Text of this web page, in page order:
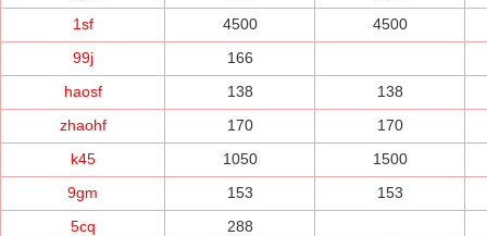
1sf
4500
4500
99j
166
haosf
138
138
zhaohf
170
170
k45
1050
1500
9gm
153
153
5cq
288